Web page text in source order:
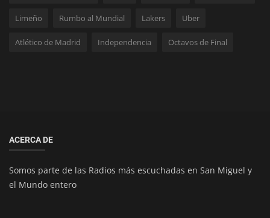
Limeño Rumbo al Mundial Lakers Uber
Atlético de Madrid Independencia Octavos de Final
ACERCA DE
Somos parte de las Radios más escuchadas en San Miguel y
el Mundo entero